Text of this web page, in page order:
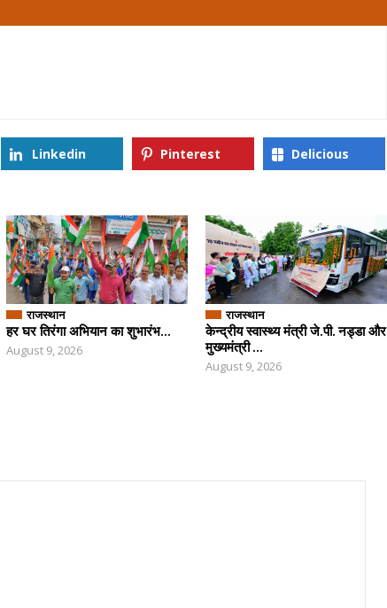
Linkedin Pinterest Delicious
राजस्थान
हर घर तिरंगा अभियान का शुभारंभ...
August 9, 2026
राजस्थान
केन्द्रीय स्वास्थ्य मंत्री जे.पी. नड्डा और
मुख्यमंत्री ...
August 9, 2026